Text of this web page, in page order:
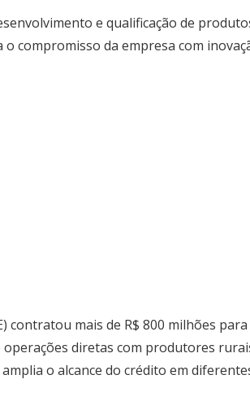
e qualificação de
compromisso da empresa com
contratou mais de R$ 800 milhões
diretas com produtores
o alcance do crédito em